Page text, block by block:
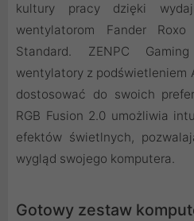
kultury pracy dzięki
wentylatorom Fander
Standard. ZENPC
wentylatory z podświetleniem
dostosować do swoich
RGB Fusion 2.0 umożliwia
efektów świetlnych,
wygląd swojego komputera.
Gotowy zestaw